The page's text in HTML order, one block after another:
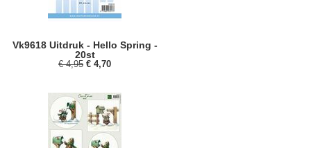
Vk9618 Uitdruk - Hello Spring -
20st
€ 4,95 € 4,70